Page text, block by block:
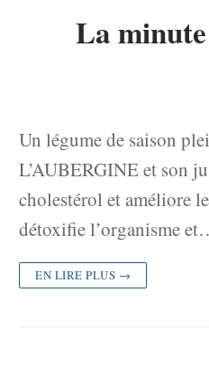
La
Un légume de saison
L’AUBERGINE et son
cholestérol et améliore
détoxifie l’organisme
EN LIRE PLUS →